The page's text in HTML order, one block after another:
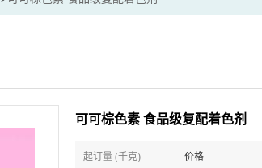
可可棕色素 食品级复配着色剂
起订量 (千克) 价格